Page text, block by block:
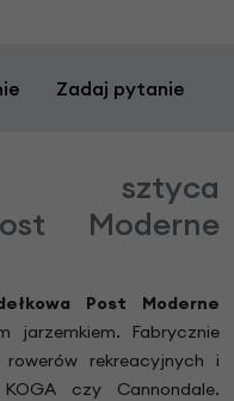
Zadaj pytanie
sztyca
Moderne
Post Moderne
jarzemkiem. Fabrycznie
rekreacyjnych i
czy Cannondale.